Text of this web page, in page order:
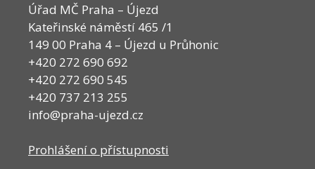
Úřad MČ Praha – Újezd
Kateřinské náměstí 465 /1
149 00 Praha 4 – Újezd u Průhonic
+420 272 690 692
+420 272 690 545
+420 737 213 255
info@praha-ujezd.cz
Prohlášení o přístupnosti